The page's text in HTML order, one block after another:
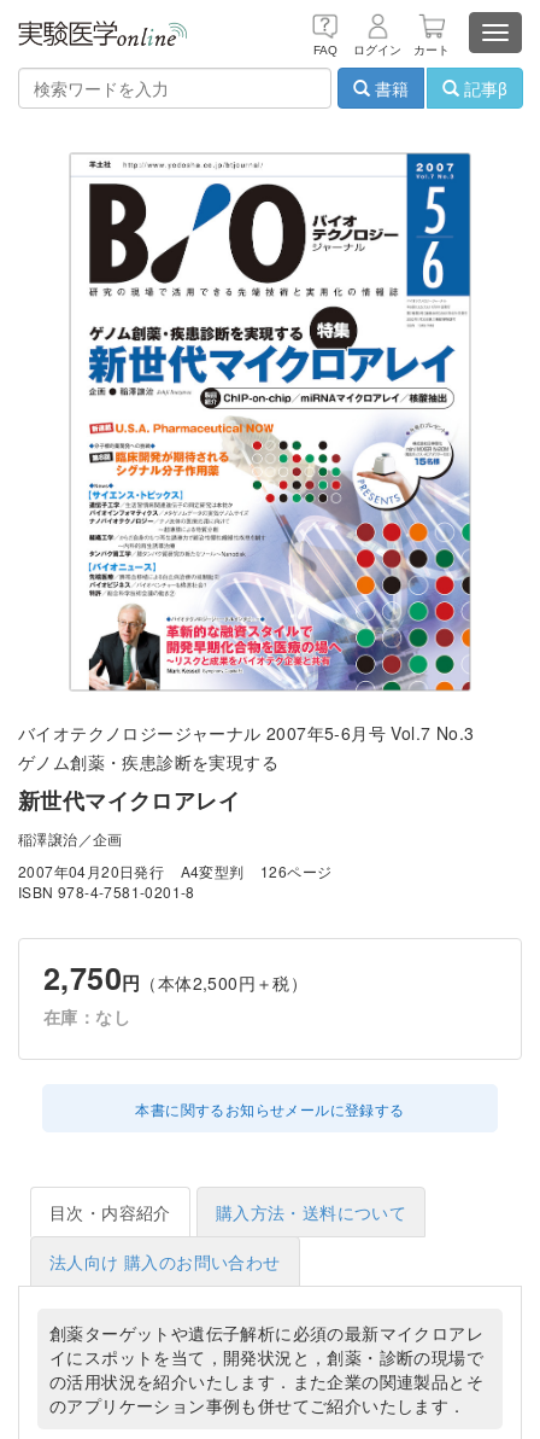
FAQ ログイン カート
書籍
記事β
バイオテクノロジージャーナル 2007年5-6月号 Vol.7 No.3
ゲノム創薬・疾患診断を実現する
新世代マイクロアレイ
稲澤譲治／企画
2007年04月20日発行
A4変型判
126ページ
ISBN 978-4-7581-0201-8
2,750円 （本体2,500円＋税）
在庫：なし
本書に関するお知らせメールに登録する
目次・内容紹介 購入方法・送料について
法人向け 購入のお問い合わせ
創薬ターゲットや遺伝子解析に必須の最新マイクロアレ
イにスポットを当て，開発状況と，創薬・診断の現場で
の活用状況を紹介いたします．また企業の関連製品とそ
のアプリケーション事例も併せてご紹介いたします．